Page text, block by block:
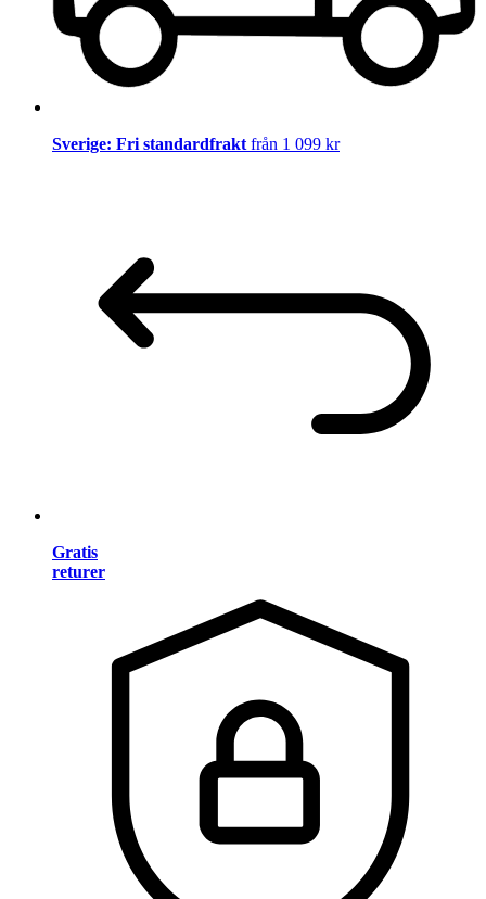
Sverige: Fri standardfrakt från 1 099 kr
Gratis
returer